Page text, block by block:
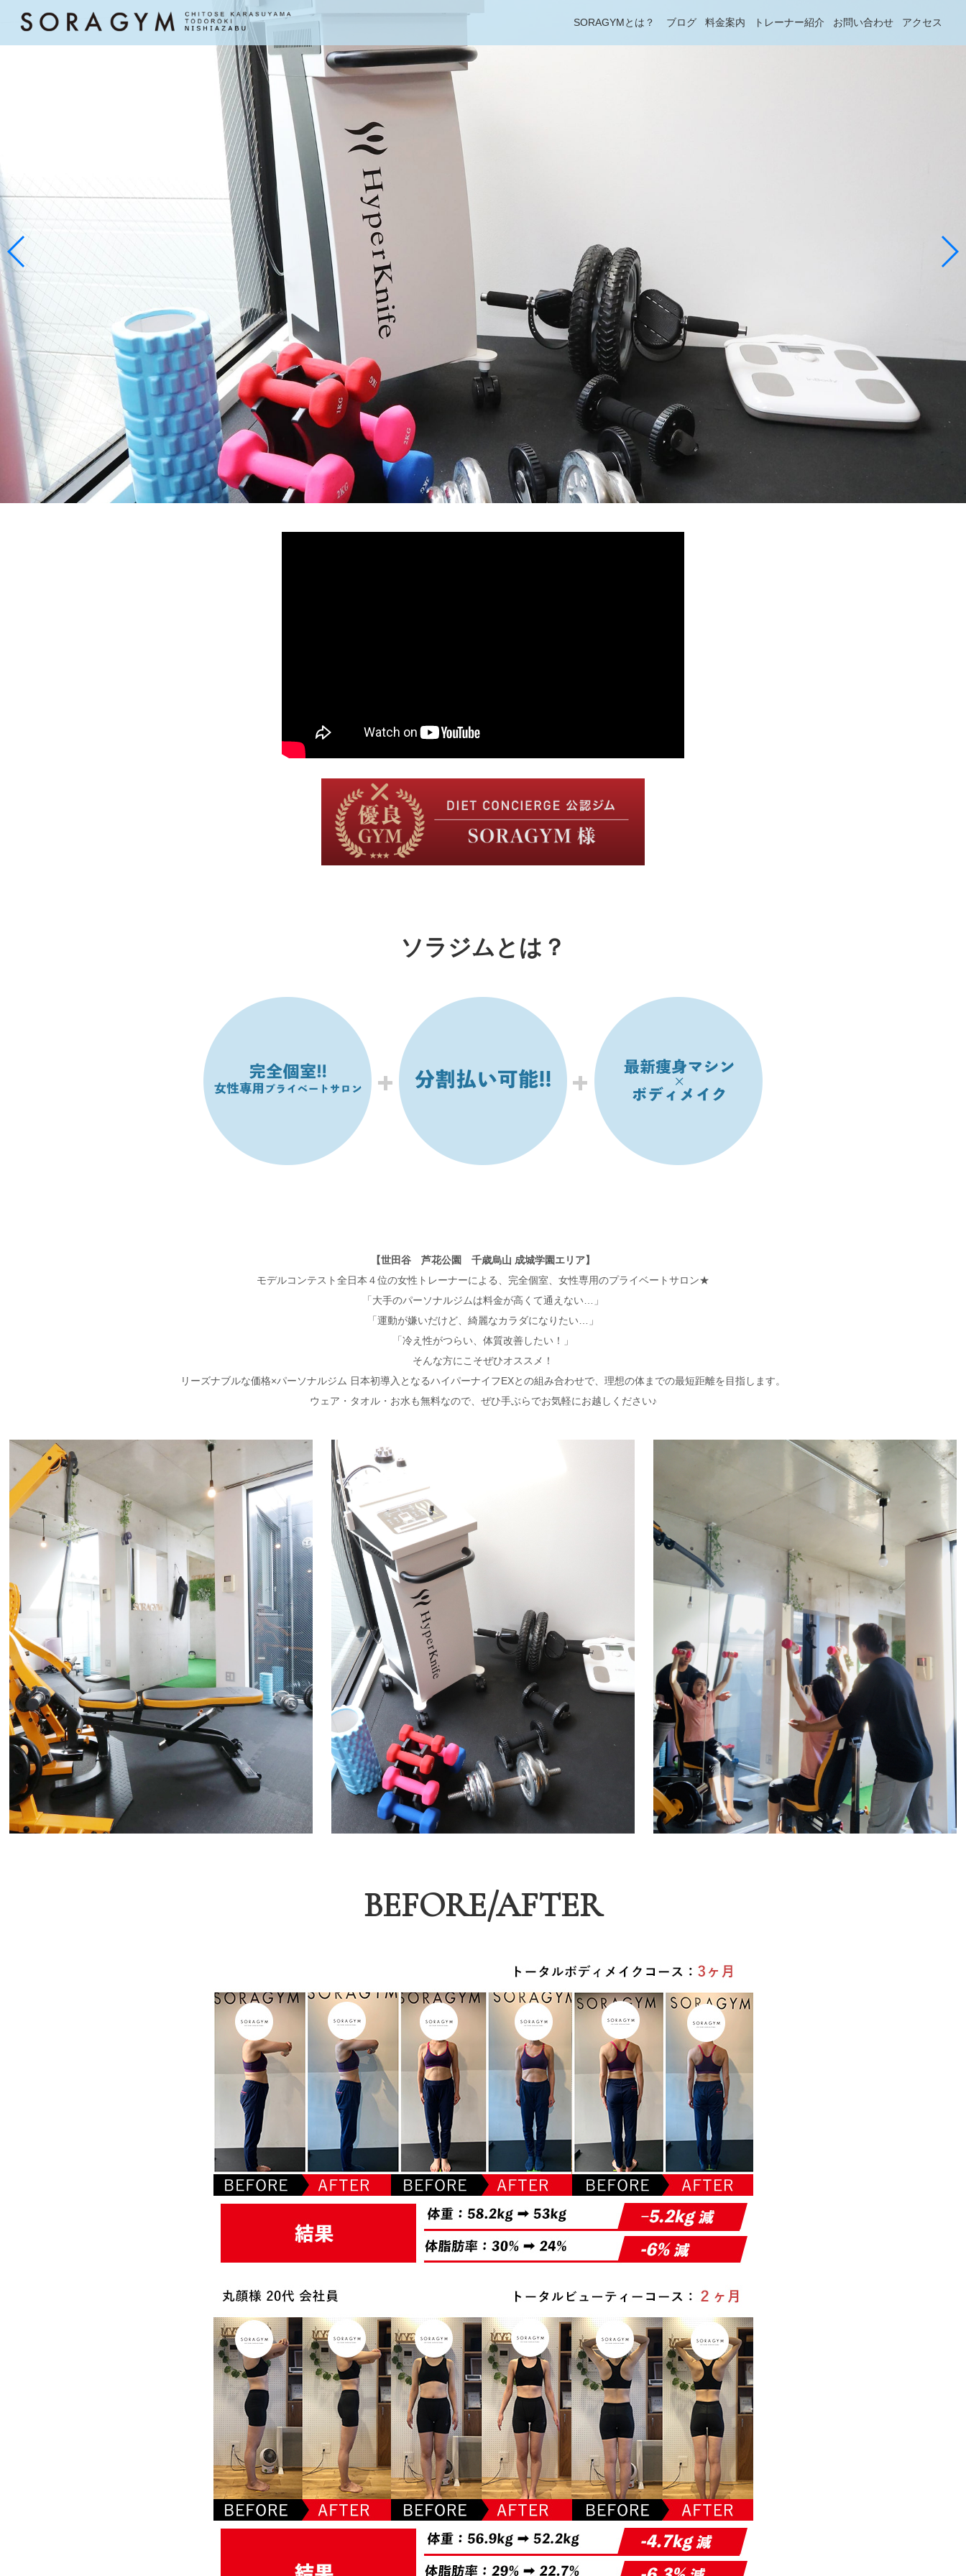
SORAGYMとは？ ブログ 料金案内 トレーナー紹介 お問い合わせ アクセス
ソラジムとは？
【世田谷 芦花公園 千歳烏山 成城学園エリア】
モデルコンテスト全日本４位の女性トレーナーによる、完全個室、女性専用のプライベートサロン★
「大手のパーソナルジムは料金が高くて通えない…」
「運動が嫌いだけど、綺麗なカラダになりたい…」
「冷え性がつらい、体質改善したい！」
そんな方にこそぜひオススメ！
リーズナブルな価格×パーソナルジム 日本初導入となるハイパーナイフEXとの組み合わせで、理想の体までの最短距離を目指します。
ウェア・タオル・お水も無料なので、ぜひ手ぶらでお気軽にお越しください♪
BEFORE/AFTER